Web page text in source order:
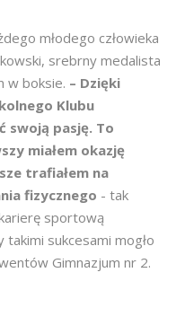
młodego człowieka
srebrny medalista
w boksie. – Dzięki
Klubu
swoją pasję. To
miałem okazję
trafiałem na
fizycznego - tak
sportową
sukcesami mogło
Gimnazjum nr 2.